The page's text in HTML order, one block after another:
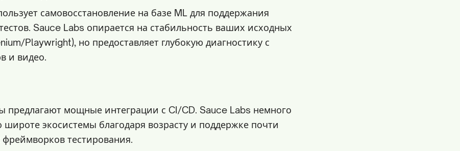
самовосстановление на базе ML для поддержания
Sauce Labs опирается на стабильность ваших исходных
Playwright), но предоставляет глубокую диагностику с
и видео.
предлагают мощные интеграции с CI/CD. Sauce Labs немного
широте экосистемы благодаря возрасту и поддержке почти
тестирования.